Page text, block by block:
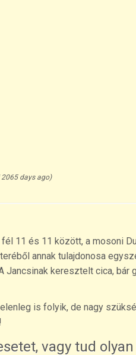
days ago)
11 és 11 között, a mosoni
annak tulajdonosa
Jancsinak keresztelt cica,
is folyik, de nagy
vagy tud